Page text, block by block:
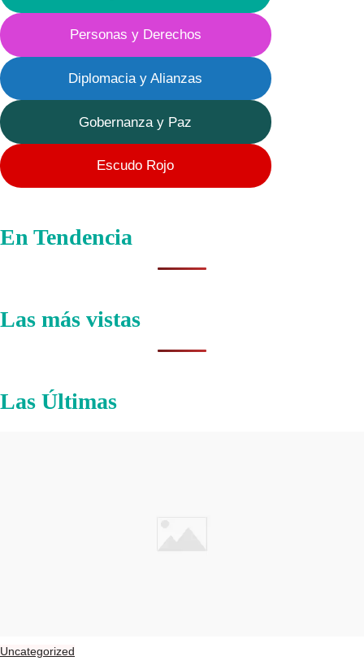
Personas y Derechos
Diplomacia y Alianzas
Gobernanza y Paz
Escudo Rojo
En Tendencia
Las más vistas
Las Últimas
Uncategorized